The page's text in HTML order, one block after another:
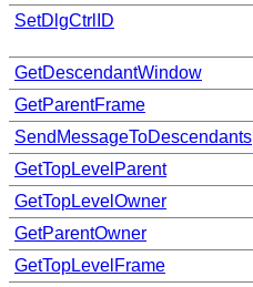
SetDlgCtrlID
GetDescendantWindow
GetParentFrame
SendMessageToDescendants
GetTopLevelParent
GetTopLevelOwner
GetParentOwner
GetTopLevelFrame